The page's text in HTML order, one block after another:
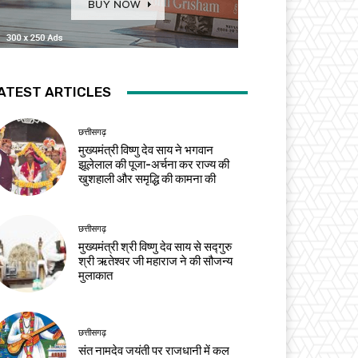
ARTICLES
छत्तीसगढ़
मुख्यमंत्री विष्णु देव साय ने भगवान
झूलेलाल की पूजा-अर्चना कर राज्य की
खुशहाली और समृद्धि की कामना की
छत्तीसगढ़
मुख्यमंत्री श्री विष्णु देव साय से सद्गुरु
श्री ऋतेश्वर जी महाराज ने की सौजन्य
मुलाकात
छत्तीसगढ़
संत नामदेव जयंती पर राजधानी में कल